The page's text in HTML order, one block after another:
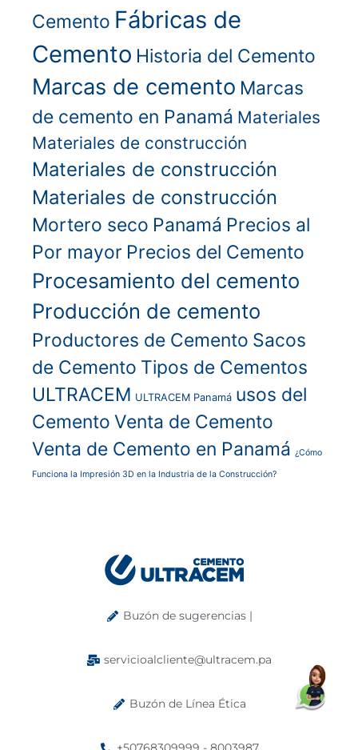
Cemento Fábricas de
Cemento Historia del Cemento
Marcas de cemento Marcas
de cemento en Panamá Materiales
Materiales de construcción
Materiales de construcción
Materiales de construcción
Mortero seco Panamá Precios al
Por mayor Precios del Cemento
Procesamiento del cemento
Producción de cemento
Productores de Cemento Sacos
de Cemento Tipos de Cementos
ULTRACEM ULTRACEM Panamá usos del
Cemento Venta de Cemento
Venta de Cemento en Panamá ¿Cómo
Funciona la Impresión 3D en la Industria de la Construcción?
Buzón de sugerencias |
servicioalcliente@ultracem.pa
Buzón de Línea Ética